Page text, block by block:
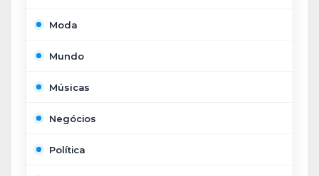
Moda
Mundo
Músicas
Negócios
Política